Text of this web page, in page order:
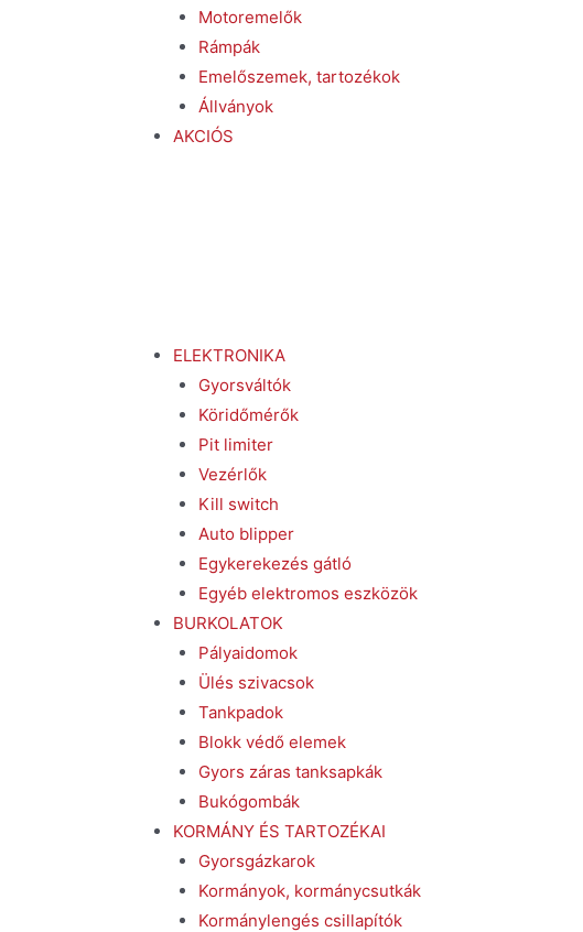
Motoremelők
Rámpák
Emelőszemek, tartozékok
Állványok
AKCIÓS
ELEKTRONIKA
Gyorsváltók
Köridőmérők
Pit limiter
Vezérlők
Kill switch
Auto blipper
Egykerekezés gátló
Egyéb elektromos eszközök
BURKOLATOK
Pályaidomok
Ülés szivacsok
Tankpadok
Blokk védő elemek
Gyors záras tanksapkák
Bukógombák
KORMÁNY ÉS TARTOZÉKAI
Gyorsgázkarok
Kormányok, kormánycsutkák
Kormánylengés csillapítók